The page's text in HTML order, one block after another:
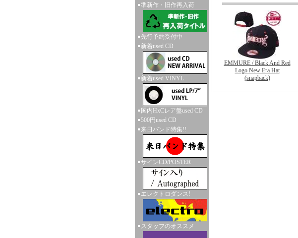
準新作・旧作再入荷
先行予約受付中
新着used CD
新着used VINYL
国内HxCレア盤used CD
500円used CD
来日バンド特集!!
サインCD/POSTER
エレクトロダンス!
スタッフのオススメ
EMMURE / Black And Red
Logo New Era Hat
(snapback)